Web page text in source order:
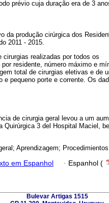
prévio cuja duração era de 3
da produção cirúrgica dos
2011 - 2015.
realizadas por todos os
residente, número máximo e
total de cirurgias eletivas e de
pequeno porte e corrente. Os
de cirurgia geral levou a um
3 del Hospital Maciel,
Aprendizagem;
em Espanhol · Espanhol (
Bulevar Artigas 1515